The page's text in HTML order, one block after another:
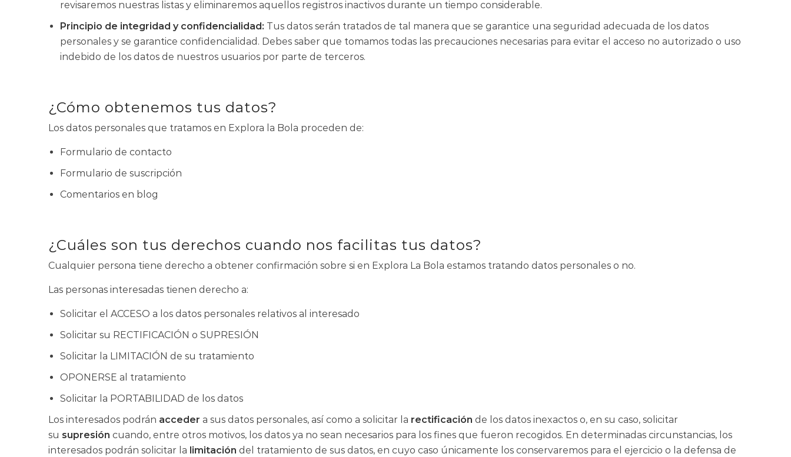
revisaremos nuestras listas y eliminaremos aquellos registros inactivos durante un tiempo considerable.
Principio de integridad y confidencialidad: Tus datos serán tratados de tal manera que se garantice una seguridad adecuada de los datos
personales y se garantice confidencialidad. Debes saber que tomamos todas las precauciones necesarias para evitar el acceso no autorizado o uso
indebido de los datos de nuestros usuarios por parte de terceros.
¿Cómo obtenemos tus datos?
Los datos personales que tratamos en Explora la Bola proceden de:
Formulario de contacto
Formulario de suscripción
Comentarios en blog
¿Cuáles son tus derechos cuando nos facilitas tus datos?
Cualquier persona tiene derecho a obtener confirmación sobre si en Explora La Bola estamos tratando datos personales o no.
Las personas interesadas tienen derecho a:
Solicitar el ACCESO a los datos personales relativos al interesado
Solicitar su RECTIFICACIÓN o SUPRESIÓN
Solicitar la LIMITACIÓN de su tratamiento
OPONERSE al tratamiento
Solicitar la PORTABILIDAD de los datos
Los interesados podrán acceder a sus datos personales, así como a solicitar la rectificación de los datos inexactos o, en su caso, solicitar
su supresión cuando, entre otros motivos, los datos ya no sean necesarios para los fines que fueron recogidos. En determinadas circunstancias, los
interesados podrán solicitar la limitación del tratamiento de sus datos, en cuyo caso únicamente los conservaremos para el ejercicio o la defensa de